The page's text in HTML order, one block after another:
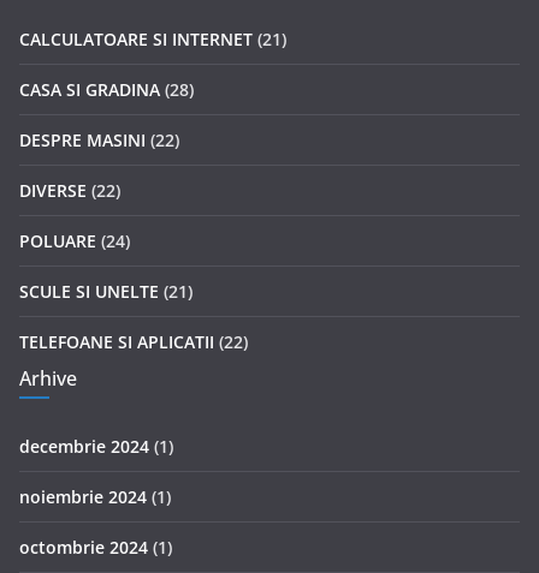
CALCULATOARE SI INTERNET (21)
CASA SI GRADINA (28)
DESPRE MASINI (22)
DIVERSE (22)
POLUARE (24)
SCULE SI UNELTE (21)
TELEFOANE SI APLICATII (22)
Arhive
decembrie 2024 (1)
noiembrie 2024 (1)
octombrie 2024 (1)